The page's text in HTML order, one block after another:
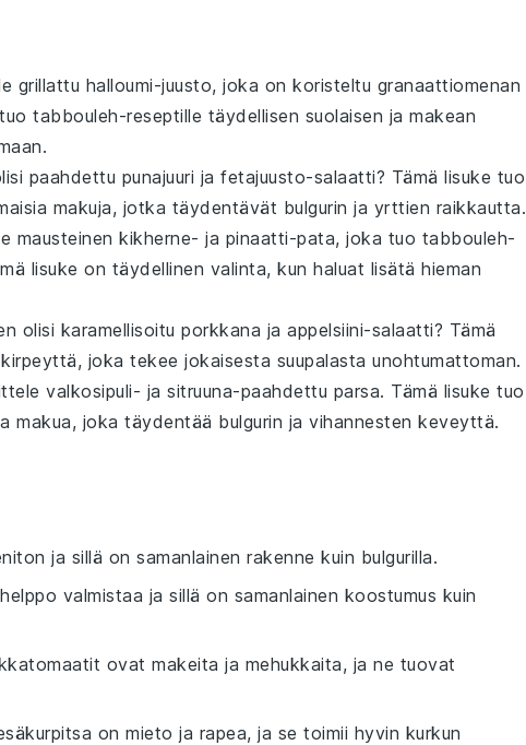
grillattu halloumi-juusto, joka on koristeltu granaattiomenan
tuo tabbouleh-reseptille täydellisen suolaisen ja makean
paahdettu punajuuri ja fetajuusto-salaatti? Tämä lisuke tuo
makuja, jotka täydentävät bulgurin ja yrttien raikkautta.
mausteinen kikherne- ja pinaatti-pata, joka tuo tabbouleh-
lisuke on täydellinen valinta, kun haluat lisätä hieman
olisi karamellisoitu porkkana ja appelsiini-salaatti? Tämä
joka tekee jokaisesta suupalasta unohtumattoman.
valkosipuli- ja sitruuna-paahdettu parsa. Tämä lisuke tuo
makua, joka täydentää bulgurin ja vihannesten keveyttä.
ja sillä on samanlainen rakenne kuin bulgurilla.
valmistaa ja sillä on samanlainen koostumus kuin
ovat makeita ja mehukkaita, ja ne tuovat
on mieto ja rapea, ja se toimii hyvin kurkun